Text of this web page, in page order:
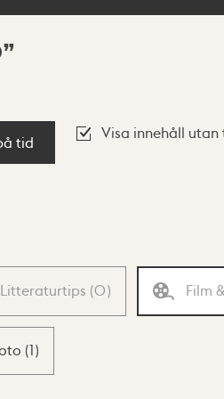
tid
Visa innehåll utan
Litteraturtips (0) Film
(1)